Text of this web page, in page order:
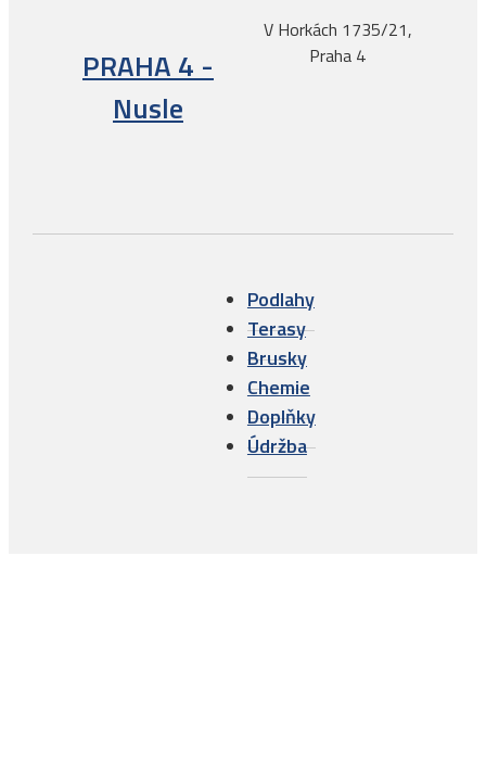
PRAHA 4 -
Nusle
V Horkách 1735/21,
Praha 4
Podlahy
Terasy
Brusky
Chemie
Doplňky
Údržba